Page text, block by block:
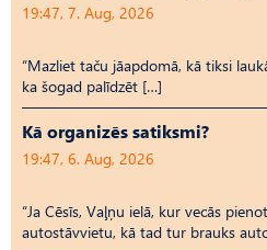
19:47, 7. Aug, 2026
“Mazliet taču jāapdomā, kā tiksi
ka šogad palīdzēt […]
Kā organizēs satiksmi?
19:47, 6. Aug, 2026
“Ja Cēsīs, Vaļņu ielā, kur vecās
autostāvvietu, kā tad tur brauks